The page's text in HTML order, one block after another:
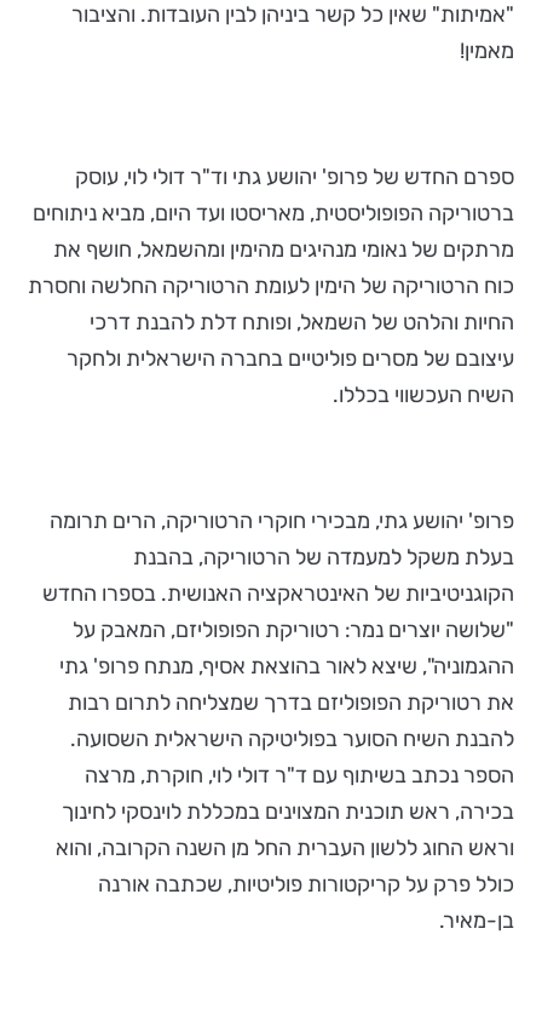
"אמיתות" שאין כל קשר ביניהן לבין העובדות. והציבור
מאמין!
ספרם החדש של פרופ' יהושע גתי וד"ר דולי לוי, עוסק
ברטוריקה הפופוליסטית, מאריסטו ועד היום, מביא ניתוחים
מרתקים של נאומי מנהיגים מהימין ומהשמאל, חושף את
כוח הרטוריקה של הימין לעומת הרטוריקה החלשה וחסרת
החיות והלהט של השמאל, ופותח דלת להבנת דרכי
עיצובם של מסרים פוליטיים בחברה הישראלית ולחקר
השיח העכשווי בכללו.
פרופ' יהושע גתי, מבכירי חוקרי הרטוריקה, הרים תרומה
בעלת משקל למעמדה של הרטוריקה, בהבנת
הקוגניטיביות של האינטראקציה האנושית. בספרו החדש
"שלושה יוצרים נמר: רטוריקת הפופוליזם, המאבק על
ההגמוניה", שיצא לאור בהוצאת אסיף, מנתח פרופ' גתי
את רטוריקת הפופוליזם בדרך שמצליחה לתרום רבות
להבנת השיח הסוער בפוליטיקה הישראלית השסועה.
הספר נכתב בשיתוף עם ד"ר דולי לוי, חוקרת, מרצה
בכירה, ראש תוכנית המצוינים במכללת לוינסקי לחינוך
וראש החוג ללשון העברית החל מן השנה הקרובה, והוא
כולל פרק על קריקטורות פוליטיות, שכתבה אורנה
בן-מאיר.